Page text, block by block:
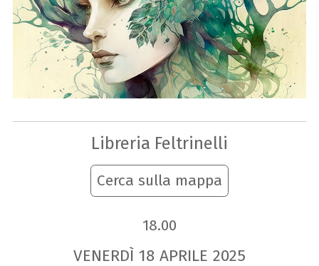
Libreria Feltrinelli
Cerca sulla mappa
18.00
VENERDÌ 18 APRILE 2025